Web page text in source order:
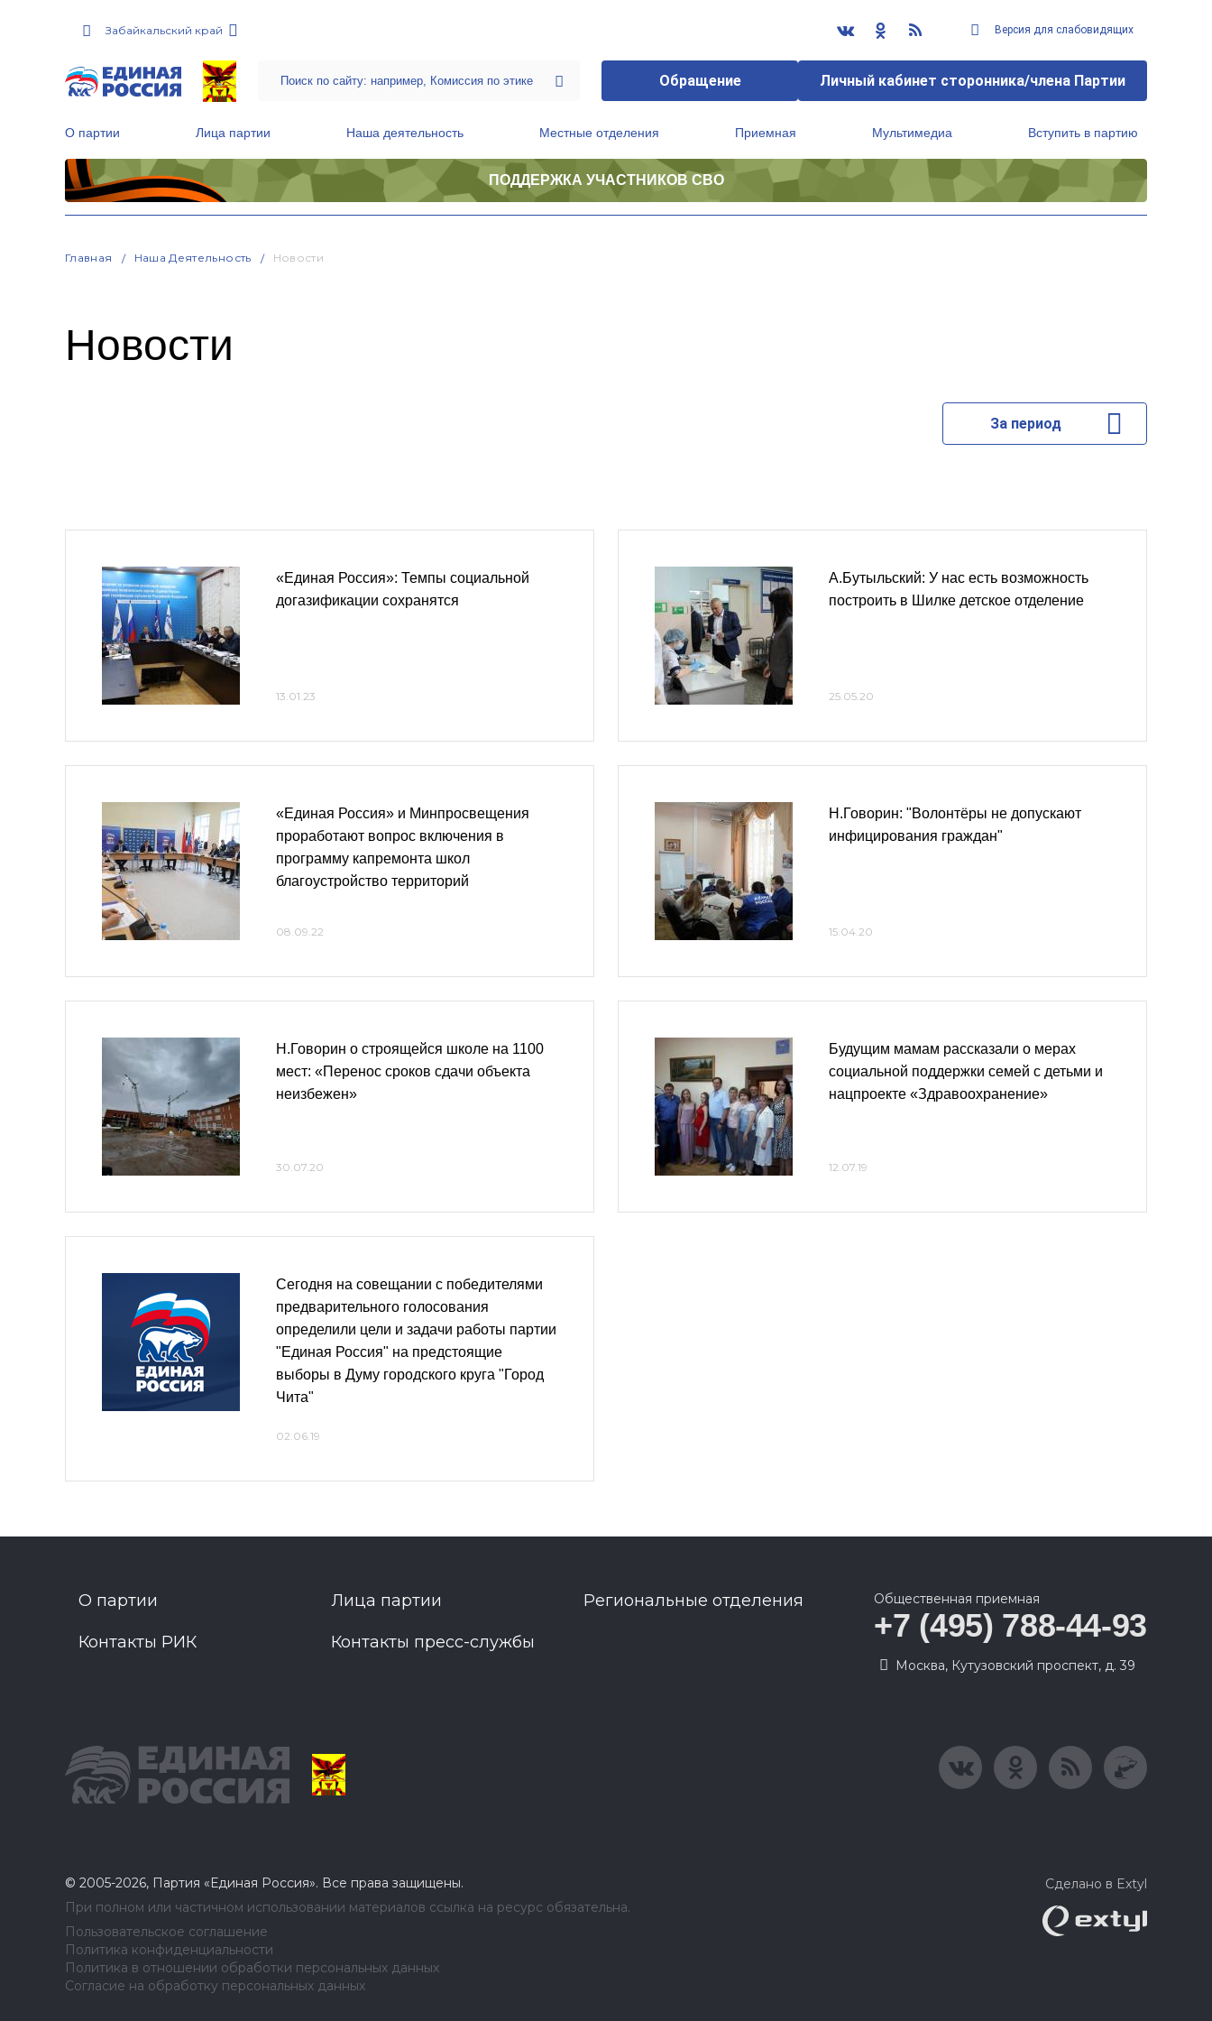
Забайкальский край Версия для слабовидящих
Обращение Личный кабинет сторонника/члена Партии
О партии Лица партии Наша деятельность Местные отделения Приемная Мультимедиа Вступить в партию
ПОДДЕРЖКА УЧАСТНИКОВ СВО
Главная Наша Деятельность Новости
Новости
За период
«Единая Россия»: Темпы социальной
догазификации сохранятся
13.01.23
«Единая Россия» и Минпросвещения
проработают вопрос включения в
программу капремонта школ
благоустройство территорий
08.09.22
Н.Говорин о строящейся школе на 1100
мест: «Перенос сроков сдачи объекта
неизбежен»
30.07.20
А.Бутыльский: У нас есть возможность
построить в Шилке детское отделение
25.05.20
Н.Говорин: "Волонтёры не допускают
инфицирования граждан"
15.04.20
Будущим мамам рассказали о мерах
социальной поддержки семей с детьми и
нацпроекте «Здравоохранение»
12.07.19
Сегодня на совещании с победителями
предварительного голосования
определили цели и задачи работы партии
"Единая Россия" на предстоящие
выборы в Думу городского круга "Город
Чита"
02.06.19
О партии Лица партии Региональные отделения
Контакты РИК Контакты пресс-службы
Общественная приемная
+7 (495) 788-44-93
Москва, Кутузовский проспект, д. 39
© 2005-2026, Партия «Единая Россия». Все права защищены.
При полном или частичном использовании материалов ссылка на ресурс обязательна.
Пользовательское соглашение
Политика конфиденциальности
Политика в отношении обработки персональных данных
Согласие на обработку персональных данных
Сделано в Extyl